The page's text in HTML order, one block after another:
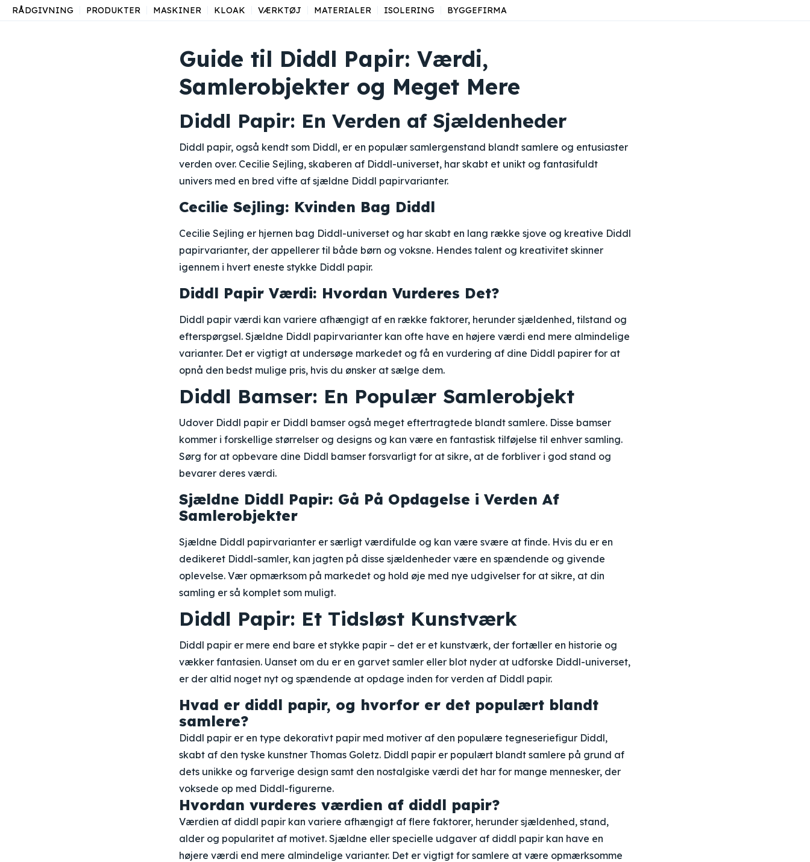
RÅDGIVNING PRODUKTER MASKINER KLOAK VÆRKTØJ MATERIALER ISOLERING BYGGEFIRMA
Guide til Diddl Papir: Værdi,
Samlerobjekter og Meget Mere
Diddl Papir: En Verden af Sjældenheder
Diddl papir, også kendt som Diddl, er en populær samlergenstand blandt samlere og entusiaster
verden over. Cecilie Sejling, skaberen af Diddl-universet, har skabt et unikt og fantasifuldt
univers med en bred vifte af sjældne Diddl papirvarianter.
Cecilie Sejling: Kvinden Bag Diddl
Cecilie Sejling er hjernen bag Diddl-universet og har skabt en lang række sjove og kreative Diddl
papirvarianter, der appellerer til både børn og voksne. Hendes talent og kreativitet skinner
igennem i hvert eneste stykke Diddl papir.
Diddl Papir Værdi: Hvordan Vurderes Det?
Diddl papir værdi kan variere afhængigt af en række faktorer, herunder sjældenhed, tilstand og
efterspørgsel. Sjældne Diddl papirvarianter kan ofte have en højere værdi end mere almindelige
varianter. Det er vigtigt at undersøge markedet og få en vurdering af dine Diddl papirer for at
opnå den bedst mulige pris, hvis du ønsker at sælge dem.
Diddl Bamser: En Populær Samlerobjekt
Udover Diddl papir er Diddl bamser også meget eftertragtede blandt samlere. Disse bamser
kommer i forskellige størrelser og designs og kan være en fantastisk tilføjelse til enhver samling.
Sørg for at opbevare dine Diddl bamser forsvarligt for at sikre, at de forbliver i god stand og
bevarer deres værdi.
Sjældne Diddl Papir: Gå På Opdagelse i Verden Af
Samlerobjekter
Sjældne Diddl papirvarianter er særligt værdifulde og kan være svære at finde. Hvis du er en
dedikeret Diddl-samler, kan jagten på disse sjældenheder være en spændende og givende
oplevelse. Vær opmærksom på markedet og hold øje med nye udgivelser for at sikre, at din
samling er så komplet som muligt.
Diddl Papir: Et Tidsløst Kunstværk
Diddl papir er mere end bare et stykke papir – det er et kunstværk, der fortæller en historie og
vækker fantasien. Uanset om du er en garvet samler eller blot nyder at udforske Diddl-universet,
er der altid noget nyt og spændende at opdage inden for verden af Diddl papir.
Hvad er diddl papir, og hvorfor er det populært blandt
samlere?
Diddl papir er en type dekorativt papir med motiver af den populære tegneseriefigur Diddl,
skabt af den tyske kunstner Thomas Goletz. Diddl papir er populært blandt samlere på grund af
dets unikke og farverige design samt den nostalgiske værdi det har for mange mennesker, der
voksede op med Diddl-figurerne.
Hvordan vurderes værdien af diddl papir?
Værdien af diddl papir kan variere afhængigt af flere faktorer, herunder sjældenhed, stand,
alder og popularitet af motivet. Sjældne eller specielle udgaver af diddl papir kan have en
højere værdi end mere almindelige varianter. Det er vigtigt for samlere at være opmærksomme